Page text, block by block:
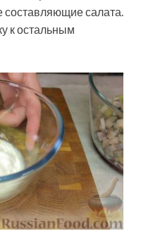
составляющие салата.
к остальным